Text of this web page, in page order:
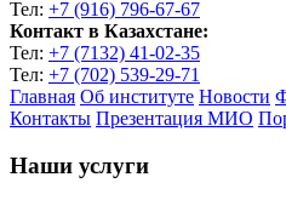
Тел: +7 (916) 796-67-67
Контакт в Казахстане:
Тел: +7 (7132) 41-02-35
Тел: +7 (702) 539-29-71
Главная Об институте Новости
Контакты Презентация МИО
Наши услуги